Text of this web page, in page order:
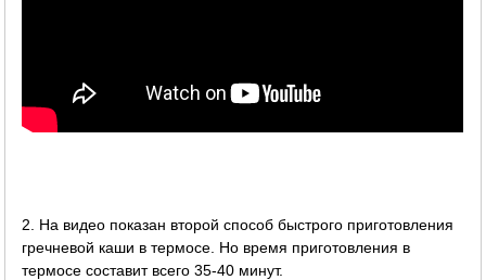
2. На видео показан второй способ быстрого приготовления
гречневой каши в термосе. Но время приготовления в
термосе составит всего 35-40 минут.